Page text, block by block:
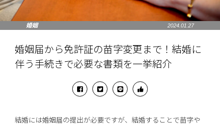
婚姻 2024.01.27
婚姻届から免許証の苗字変更まで！結婚に
伴う手続きで必要な書類を一挙紹介
結婚には婚姻届の提出が必要ですが、結婚することで苗字や